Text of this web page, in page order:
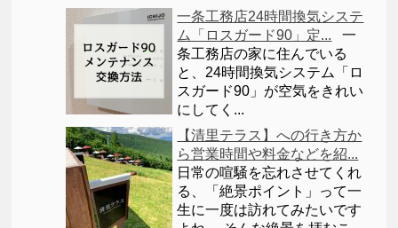
一条工務店24時間換気システ
ム「ロスガード90」定...
一
条工務店の家に住んでいる
と、24時間換気システム「ロ
スガード90」が空気をきれい
にしてく...
【清里テラス】への行き方か
ら営業時間や料金などを紹...
日常の喧騒を忘れさせてくれ
る、「絶景ポイント」って一
生に一度は訪れてみたいです